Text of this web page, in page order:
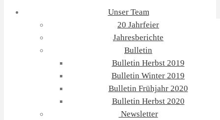
Unser Team
20 Jahrfeier
Jahresberichte
Bulletin
Bulletin Herbst 2019
Bulletin Winter 2019
Bulletin Frühjahr 2020
Bulletin Herbst 2020
Newsletter